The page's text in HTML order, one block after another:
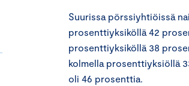
Suurissa pörssiyhtiöissä
prosenttiyksiköllä 42
prosenttiyksiköllä 38
kolmella prosenttiyksiöllä
oli 46 prosenttia.